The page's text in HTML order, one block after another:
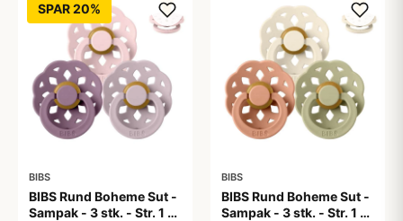
SPAR 20%
BIBS
BIBS Rund Boheme Sut -
Sampak - 3 stk. - Str. 1 -
BIBS
BIBS Rund Boheme Sut -
Sampak - 3 stk. - Str. 1 -